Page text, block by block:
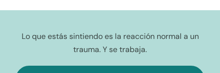
Lo que estás sintiendo es la reacción normal a un
trauma. Y se trabaja.